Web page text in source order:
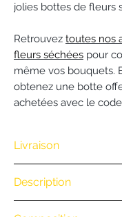
jolies bottes de fleurs
Retrouvez toutes nos
fleurs séchées pour
même vos bouquets.
obtenez une botte
achetées avec le code
Livraison
100€ d'achat.
valable pour une
Description